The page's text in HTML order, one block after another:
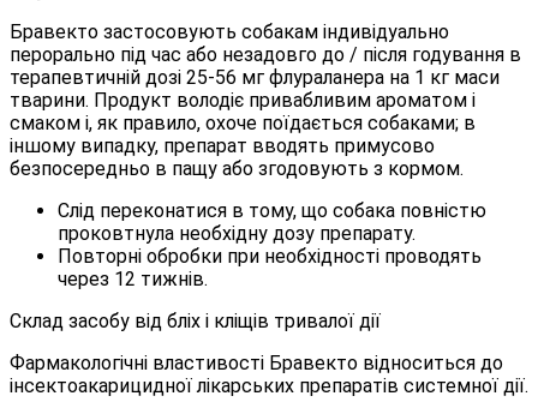
Бравекто застосовують собакам індивідуально
перорально під час або незадовго до / після годування в
терапевтичній дозі 25-56 мг флураланера на 1 кг маси
тварини. Продукт володіє привабливим ароматом і
смаком і, як правило, охоче поїдається собаками; в
іншому випадку, препарат вводять примусово
безпосередньо в пащу або згодовують з кормом.
Слід переконатися в тому, що собака повністю
проковтнула необхідну дозу препарату.
Повторні обробки при необхідності проводять
через 12 тижнів.
Склад засобу від бліх і кліщів тривалої дії
Фармакологічні властивості Бравекто відноситься до
інсектоакарицидної лікарських препаратів системної дії.